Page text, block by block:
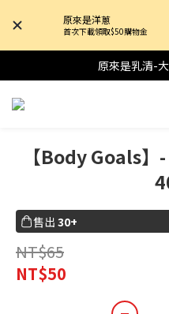
原來是洋蔥
首次下載領取$50購物金
原來是乳清-
【Body Goals】
售出 30+
NT$65
NT$50